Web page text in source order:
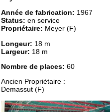
Année de fabrication: 1967
Status: en service
Propriétaire: Meyer (F)
Longeur: 18 m
Largeur: 18 m
Nombre de places: 60
Ancien Propriétaire :
Demassut (F)